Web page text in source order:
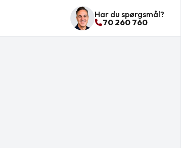
Har du spørgsmål?
70 260 760